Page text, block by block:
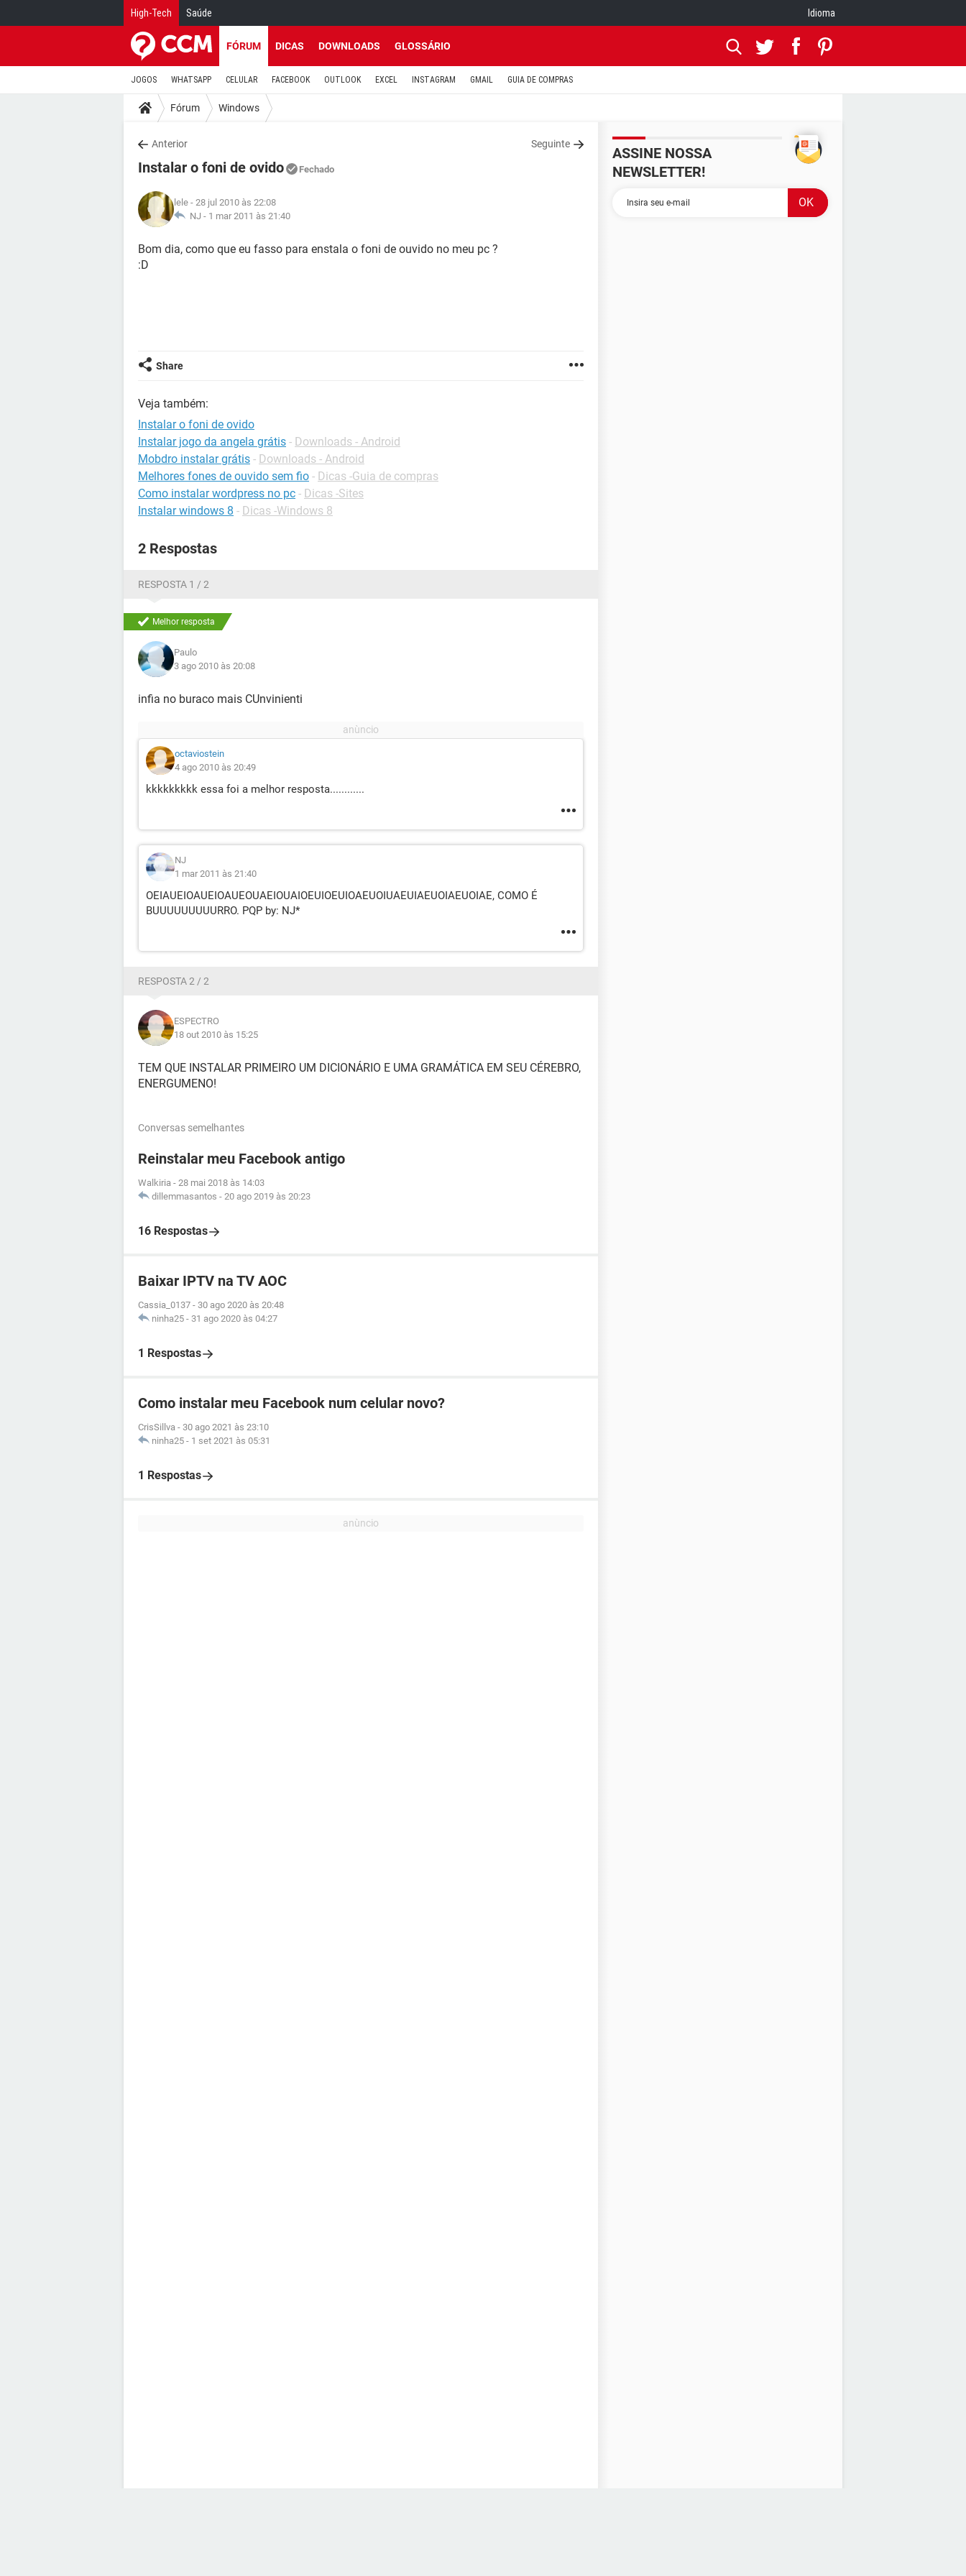
High-Tech Saúde Idioma
FÓRUM DICAS DOWNLOADS GLOSSÁRIO
JOGOS WHATSAPP CELULAR FACEBOOK OUTLOOK EXCEL INSTAGRAM GMAIL GUIA DE COMPRAS
Fórum Windows
Anterior Seguinte
Instalar o foni de ovido Fechado
lele - 28 jul 2010 às 22:08
NJ - 1 mar 2011 às 21:40
Bom dia, como que eu fasso para enstala o foni de ouvido no meu pc ?
:D
Share
Veja também:
Instalar o foni de ovido
Instalar jogo da angela grátis - Downloads - Android
Mobdro instalar grátis - Downloads - Android
Melhores fones de ouvido sem fio - Dicas -Guia de compras
Como instalar wordpress no pc - Dicas -Sites
Instalar windows 8 - Dicas -Windows 8
2 Respostas
RESPOSTA 1 / 2
Melhor resposta
Paulo
3 ago 2010 às 20:08
infia no buraco mais CUnvinienti
octaviostein
4 ago 2010 às 20:49
kkkkkkkkk essa foi a melhor resposta............
NJ
1 mar 2011 às 21:40
OEIAUEIOAUEIOAUEOUAEIOUAIOEUIOEUIOAEUOIUAEUIAEUOIAEUOIAE, COMO É
BUUUUUUUUURRO. PQP by: NJ*
RESPOSTA 2 / 2
ESPECTRO
18 out 2010 às 15:25
TEM QUE INSTALAR PRIMEIRO UM DICIONÁRIO E UMA GRAMÁTICA EM SEU CÉREBRO,
ENERGUMENO!
Conversas semelhantes
Reinstalar meu Facebook antigo
Walkiria - 28 mai 2018 às 14:03
dillemmasantos - 20 ago 2019 às 20:23
16 Respostas
Baixar IPTV na TV AOC
Cassia_0137 - 30 ago 2020 às 20:48
ninha25 - 31 ago 2020 às 04:27
1 Respostas
Como instalar meu Facebook num celular novo?
CrisSillva - 30 ago 2021 às 23:10
ninha25 - 1 set 2021 às 05:31
1 Respostas
ASSINE NOSSA
NEWSLETTER!